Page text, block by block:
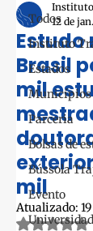
Todos
Instituto
Estados
Municípios
Parceria
Bolsas de
Bússola
Evento
Brasil
mil
mil
12 de jan.
Atualizado: